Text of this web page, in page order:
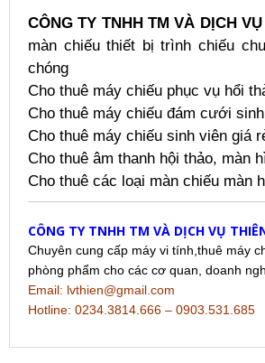
CÔNG TY TNHH TM VÀ DỊCH
màn chiếu thiết bị trình chiếu
chóng
Cho thuê máy chiếu phục vụ hổi
Cho thuê máy chiếu đám cưới
Cho thuê máy chiếu sinh viên giá
Cho thuê âm thanh hội thảo, màn
Cho thuê các loại màn chiếu
CÔNG TY TNHH TM VÀ DỊCH VỤ
Chuyên cung cấp máy vi tính,thuê máy
phòng phẩm cho các cơ quan, doanh
Email: lvthien@gmail.com
Hotline: 0234.3814.666 – 0903.531.685